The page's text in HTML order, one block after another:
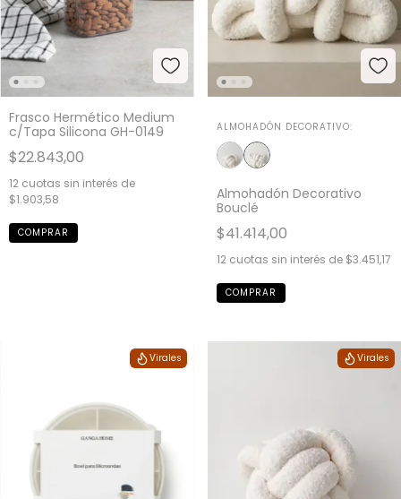
Frasco Hermético Medium
c/Tapa Silicona GH-0149
$22.843,00
12 cuotas sin interés de
$1.903,58
ALMOHADÓN DECORATIVO:
Almohadón Decorativo
Bouclé
$41.414,00
12 cuotas sin interés de $3.451,17
Virales Novedad
Virales